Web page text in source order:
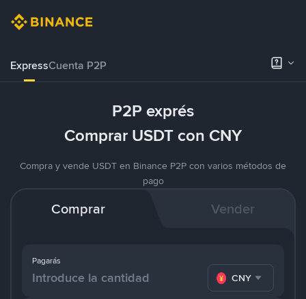
ExpressCuenta P2P
P2P exprés
Comprar USDT con CNY
Compra y vende USDT en Binance P2P con varios métodos de
pago
Comprar Vender
Pagarás
CNY